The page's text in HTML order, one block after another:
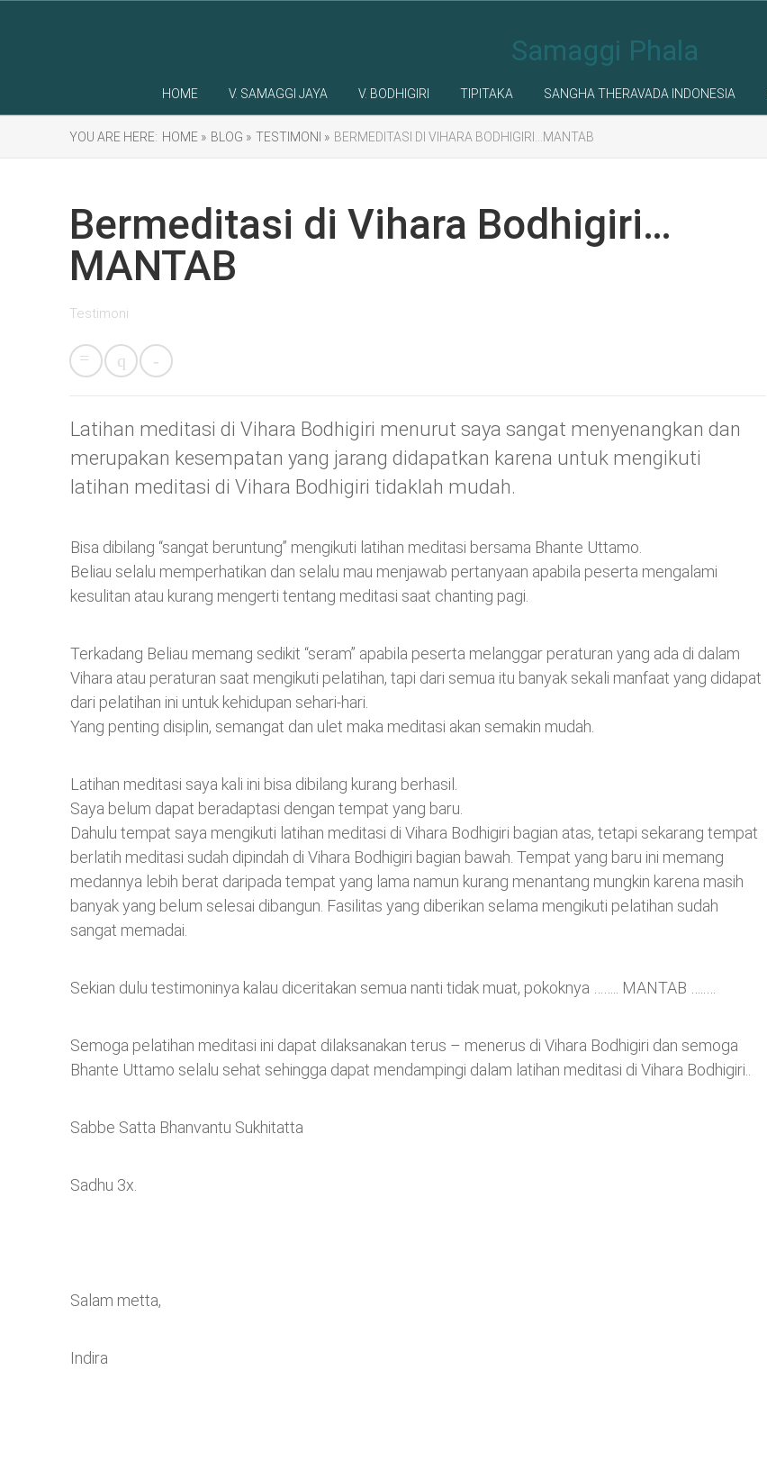
Samaggi Phala
HOME V. SAMAGGI JAYA V. BODHIGIRI TIPITAKA SANGHA THERAVADA INDONESIA
YOU ARE HERE: HOME » BLOG » TESTIMONI » BERMEDITASI DI VIHARA BODHIGIRI…MANTAB
Bermeditasi di Vihara Bodhigiri…
MANTAB
Testimoni
Latihan meditasi di Vihara Bodhigiri menurut saya sangat menyenangkan dan
merupakan kesempatan yang jarang didapatkan karena untuk mengikuti
latihan meditasi di Vihara Bodhigiri tidaklah mudah.
Bisa dibilang “sangat beruntung” mengikuti latihan meditasi bersama Bhante Uttamo.
Beliau selalu memperhatikan dan selalu mau menjawab pertanyaan apabila peserta mengalami
kesulitan atau kurang mengerti tentang meditasi saat chanting pagi.
Terkadang Beliau memang sedikit “seram” apabila peserta melanggar peraturan yang ada di dalam
Vihara atau peraturan saat mengikuti pelatihan, tapi dari semua itu banyak sekali manfaat yang didapat
dari pelatihan ini untuk kehidupan sehari-hari.
Yang penting disiplin, semangat dan ulet maka meditasi akan semakin mudah.
Latihan meditasi saya kali ini bisa dibilang kurang berhasil.
Saya belum dapat beradaptasi dengan tempat yang baru.
Dahulu tempat saya mengikuti latihan meditasi di Vihara Bodhigiri bagian atas, tetapi sekarang tempat
berlatih meditasi sudah dipindah di Vihara Bodhigiri bagian bawah. Tempat yang baru ini memang
medannya lebih berat daripada tempat yang lama namun kurang menantang mungkin karena masih
banyak yang belum selesai dibangun. Fasilitas yang diberikan selama mengikuti pelatihan sudah
sangat memadai.
Sekian dulu testimoninya kalau diceritakan semua nanti tidak muat, pokoknya …….. MANTAB …..…
Semoga pelatihan meditasi ini dapat dilaksanakan terus – menerus di Vihara Bodhigiri dan semoga
Bhante Uttamo selalu sehat sehingga dapat mendampingi dalam latihan meditasi di Vihara Bodhigiri..
Sabbe Satta Bhanvantu Sukhitatta
Sadhu 3x.
Salam metta,
Indira